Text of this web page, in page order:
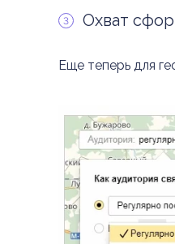
Охват
Еще теперь для